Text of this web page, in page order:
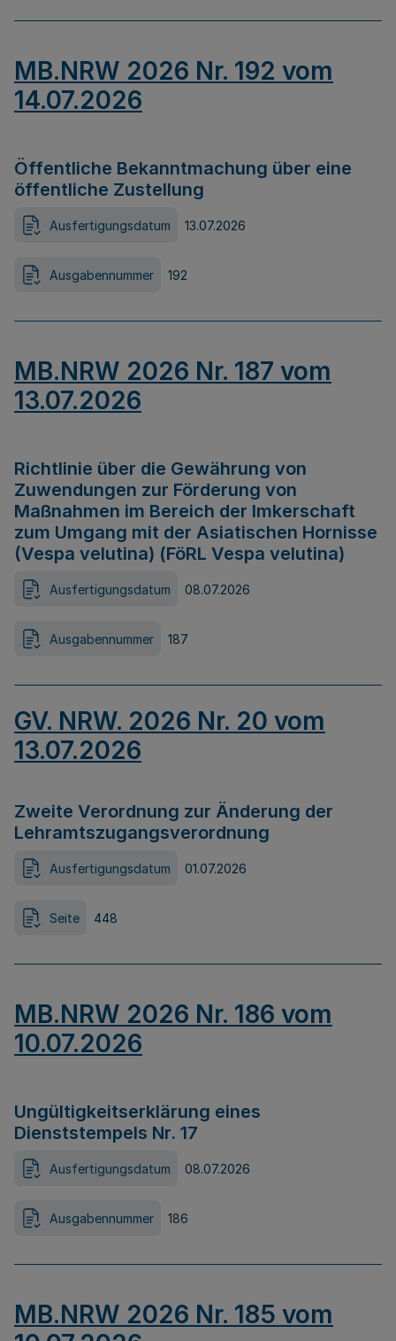
MB.NRW 2026 Nr. 192 vom
14.07.2026
Öffentliche Bekanntmachung über eine
öffentliche Zustellung
Ausfertigungsdatum 13.07.2026
Ausgabennummer 192
MB.NRW 2026 Nr. 187 vom
13.07.2026
Richtlinie über die Gewährung von
Zuwendungen zur Förderung von
Maßnahmen im Bereich der Imkerschaft
zum Umgang mit der Asiatischen Hornisse
(Vespa velutina) (FöRL Vespa velutina)
Ausfertigungsdatum 08.07.2026
Ausgabennummer 187
GV. NRW. 2026 Nr. 20 vom
13.07.2026
Zweite Verordnung zur Änderung der
Lehramtszugangsverordnung
Ausfertigungsdatum 01.07.2026
Seite 448
MB.NRW 2026 Nr. 186 vom
10.07.2026
Ungültigkeitserklärung eines
Dienststempels Nr. 17
Ausfertigungsdatum 08.07.2026
Ausgabennummer 186
MB.NRW 2026 Nr. 185 vom